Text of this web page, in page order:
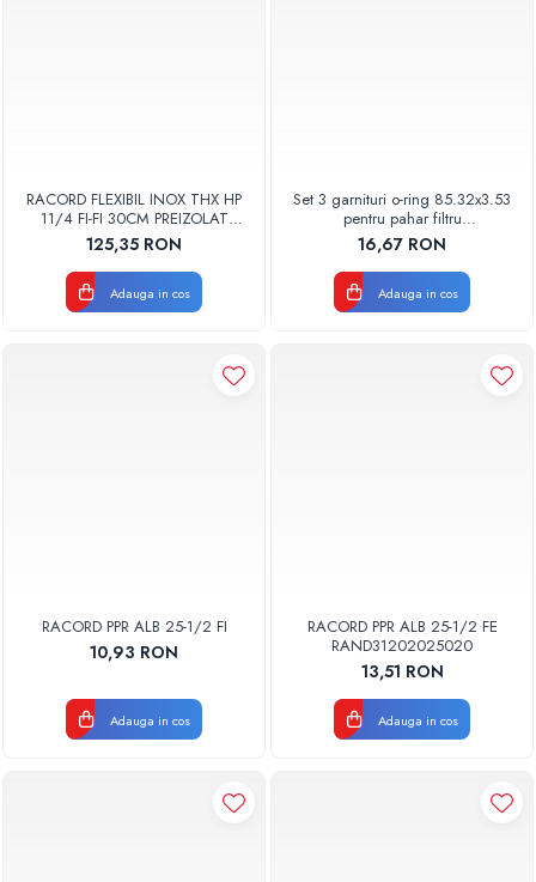
RACORD FLEXIBIL INOX THX HP
11/4 FI-FI 30CM PREIZOLAT
PENTRU POMPA DE CALDURA -
THX
125,35 RON
Adauga in cos
Set 3 garnituri o-ring 85.32x3.53
pentru pahar filtru
AQUA06030000000
16,67 RON
Adauga in cos
RACORD PPR ALB 25-1/2 FI
10,93 RON
Adauga in cos
RACORD PPR ALB 25-1/2 FE
RAND31202025020
13,51 RON
Adauga in cos